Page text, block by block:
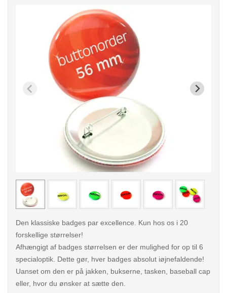
< /picture>
Den klassiske badges par excellence. Kun hos os i 20
forskellige størrelser!
Afhængigt af badges størrelsen er der mulighed for op til 6
specialoptik. Dette gør, hver badges absolut iøjnefaldende!
Uanset om den er på jakken, bukserne, tasken, baseball cap
eller, hvor du ønsker at sætte den.